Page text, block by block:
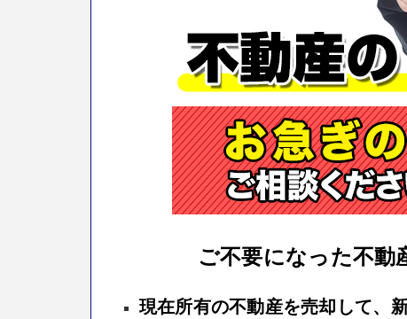
ご不要になった不動
現在所有の不動産を売却して、